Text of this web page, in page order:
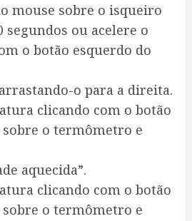
mouse sobre o isqueiro
segundos ou acelere o
o botão esquerdo do
o para a direita.
clicando com o botão
o termômetro e
aquecida”.
clicando com o botão
o termômetro e